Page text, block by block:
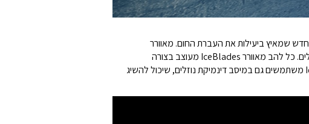
כל דגם בסדרת Vivobook החדשה מספק פיזור חום יוצא דופן באמצעות שני צינורות חום משודרגים ומאוורר IceBlades חדש שמאיץ ביעילות את העברת החום. מאוורר
IceBlades עם 87 להבים והמאיץ עשויים מפולימר גביש נוזלי, מה שמאפשר להם להיות קלים ודקים יותר ממאווררים רגילים. כל להב מאוורר IceBlades מעוצב בצורה
אווירודינמית תלת-ממדית, מה שמאפשר למאוורר להשיג קצב זרימה טוב יותר ורעש נמוך יותר. בנוסף, מאווררי IceBlades משתמשים גם במיסב דינמיקת נוזלים, שיכול להשיג